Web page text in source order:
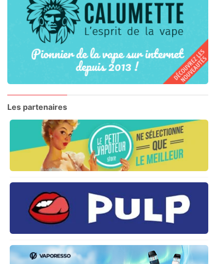
Les partenaires